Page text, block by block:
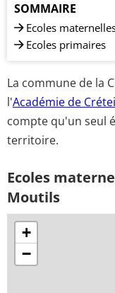
SOMMAIRE
Ecoles
Ecoles primaires
La commune de la
l'Académie de
compte qu'un seul
territoire.
Ecoles
Moutils
+
−